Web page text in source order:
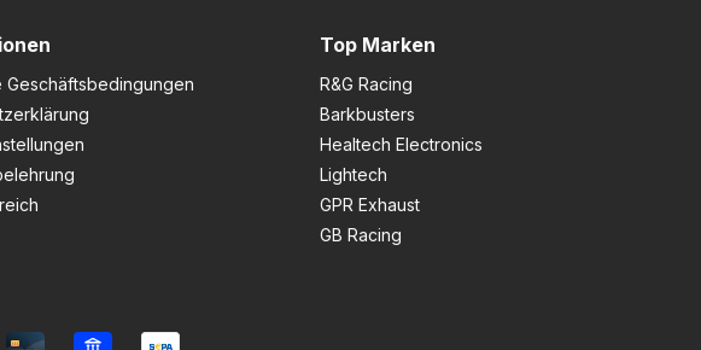
Geschäftsbedingungen
Top Marken
R&G Racing
Barkbusters
Healtech Electronics
Lightech
GPR Exhaust
GB Racing